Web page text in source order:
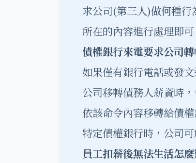
求公司(第三人)做何種
所在的內容進行處理即可
債權銀行來電要求公司
如果僅有銀行電話或發
公司移轉債務人薪資時
依該命令內容移轉給債
特定債權銀行時，公司
員工扣薪後無法生活怎麼